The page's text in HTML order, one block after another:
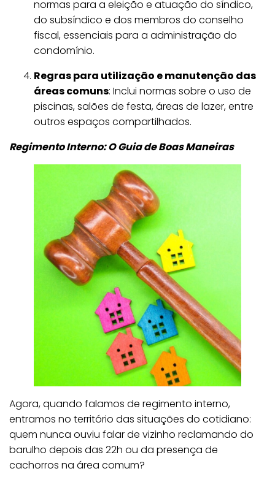
normas para a eleição e atuação do síndico,
do subsíndico e dos membros do conselho
fiscal, essenciais para a administração do
condomínio.
Regras para utilização e manutenção das
áreas comuns: Inclui normas sobre o uso de
piscinas, salões de festa, áreas de lazer, entre
outros espaços compartilhados.
Regimento Interno: O Guia de Boas Maneiras
Agora, quando falamos de regimento interno,
entramos no território das situações do cotidiano:
quem nunca ouviu falar de vizinho reclamando do
barulho depois das 22h ou da presença de
cachorros na área comum?